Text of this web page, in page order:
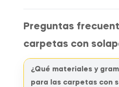
Preguntas
carpetas con
¿Qué materiales y
para las carpetas con